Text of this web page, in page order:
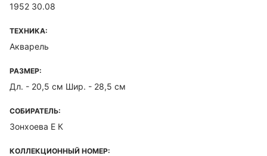
1952 30.08
ТЕХНИКА:
Акварель
РАЗМЕР:
Дл. - 20,5 см Шир. - 28,5 см
СОБИРАТЕЛЬ:
Зонхоева Е К
КОЛЛЕКЦИОННЫЙ НОМЕР: